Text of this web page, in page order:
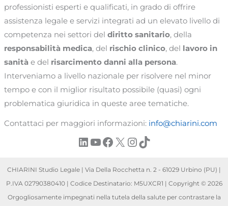
professionisti esperti e qualificati, in grado di offrire
assistenza legale e servizi integrati ad un elevato livello di
competenza nei settori del diritto sanitario, della
responsabilità medica, del rischio clinico, del lavoro in
sanità e del risarcimento danni alla persona.
Interveniamo a livello nazionale per risolvere nel minor
tempo e con il miglior risultato possibile (quasi) ogni
problematica giuridica in queste aree tematiche.
Contattaci per maggiori informazioni: info@chiarini.com
LinkedIn
YouTube
Facebook
X Instagram
TikTok
CHIARINI Studio Legale | Via Della Rocchetta n. 2 - 61029 Urbino (PU) |
P.IVA 02790380410 | Codice Destinatario: M5UXCR1 | Copyright © 2026
Orgogliosamente impegnati nella tutela della salute per contrastare la